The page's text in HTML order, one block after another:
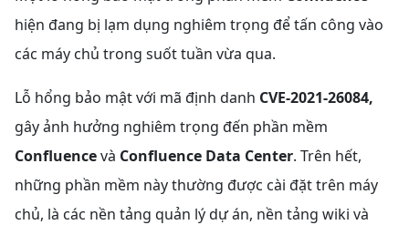
hiện đang bị lạm dụng nghiêm trọng để tấn công vào
các máy chủ trong suốt tuần vừa qua.
Lỗ hổng bảo mật với mã định danh CVE-2021-26084,
gây ảnh hưởng nghiêm trọng đến phần mềm
Confluencevà Confluence Data Center. Trên hết,
những phần mềm này thường được cài đặt trên máy
chủ, là các nền tảng quản lý dự án, nền tảng wiki và